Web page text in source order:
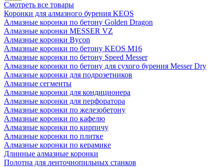
Смотреть все товары
Коронки для алмазного бурения KEOS
Алмазные коронки по бетону Golden Dragon
Алмазные коронки MESSER VZ
Алмазные коронки Bycon
Алмазные коронки по бетону KEOS M16
Алмазные коронки по бетону Speed Messer
Алмазные коронки по бетону для сухого бурения Messer Dry
Алмазные коронки для подрозетников
Алмазные сегменты
Алмазные коронки для кондиционера
Алмазные коронки для перфоратора
Алмазные коронки по железобетону
Алмазные коронки по кафелю
Алмазные коронки по кирпичу
Алмазные коронки по плитке
Алмазные коронки по керамике
Длинные алмазные коронки
Полотна для ленточнопильных станков